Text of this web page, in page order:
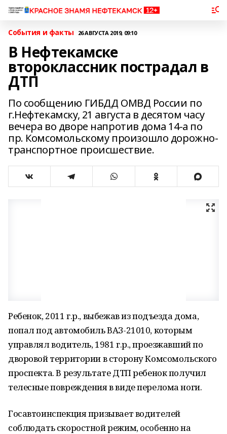
События и факты 26 АВГУСТА 2019, 09:10
В Нефтекамске
второклассник пострадал в
ДТП
По сообщению ГИБДД ОМВД России по
г.Нефтекамску, 21 августа в десятом часу
вечера во дворе напротив дома 14-а по
пр. Комсомольскому произошло дорожно-
транспортное происшествие.
Ребенок, 2011 г.р., выбежав из подъезда дома,
попал под автомобиль ВАЗ-21010, которым
управлял водитель, 1981 г.р., проезжавший по
дворовой территории в сторону Комсомольского
проспекта. В результате ДТП ребенок получил
телесные повреждения в виде перелома ноги.
Госавтоинспекция призывает водителей
соблюдать скоростной режим, особенно на